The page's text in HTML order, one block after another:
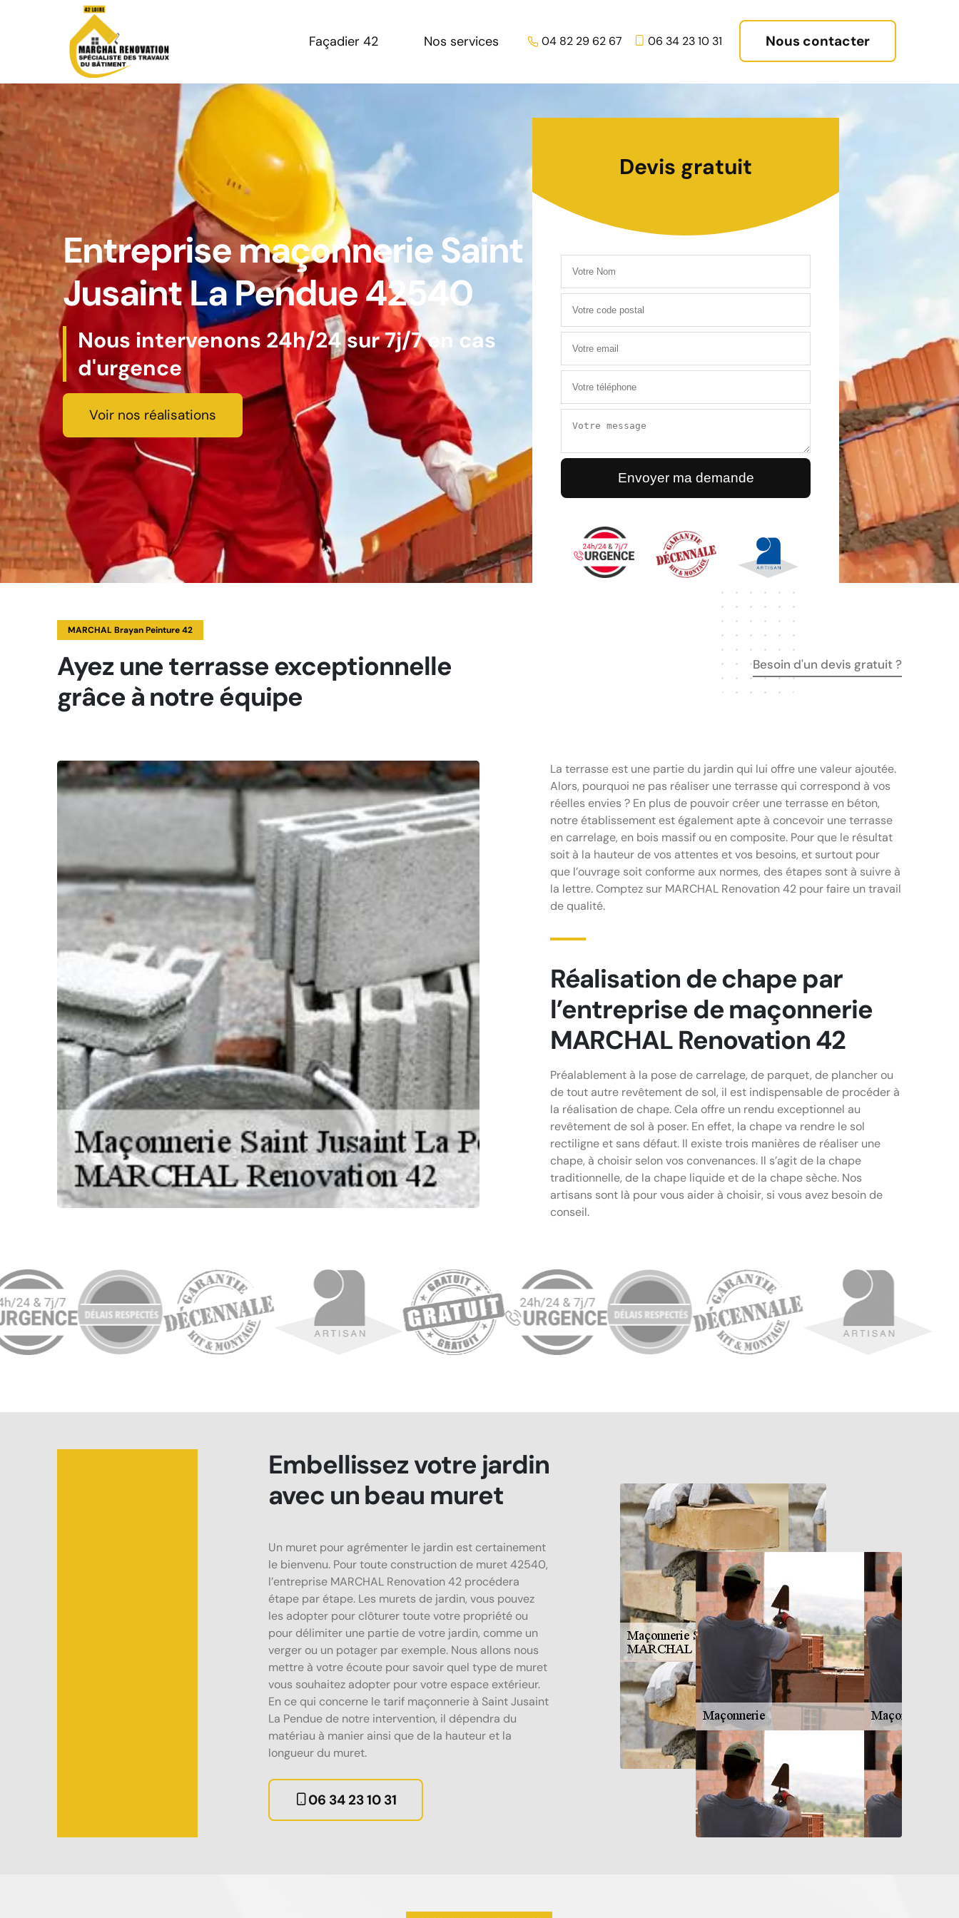
Façadier 42 Nos services 04 82 29 62 67 06 34 23 10 31 Nous contacter
Entreprise maçonnerie Saint
Jusaint La Pendue 42540
Nous intervenons 24h/24 sur 7j/7 en cas
d'urgence
Voir nos réalisations
Devis gratuit
MARCHAL Brayan Peinture 42
Ayez une terrasse exceptionnelle
grâce à notre équipe
Besoin d'un devis gratuit ?
La terrasse est une partie du jardin qui lui offre une valeur ajoutée.
Alors, pourquoi ne pas réaliser une terrasse qui correspond à vos
réelles envies ? En plus de pouvoir créer une terrasse en béton,
notre établissement est également apte à concevoir une terrasse
en carrelage, en bois massif ou en composite. Pour que le résultat
soit à la hauteur de vos attentes et vos besoins, et surtout pour
que l’ouvrage soit conforme aux normes, des étapes sont à suivre à
la lettre. Comptez sur MARCHAL Renovation 42 pour faire un travail
de qualité.
Réalisation de chape par
l’entreprise de maçonnerie
MARCHAL Renovation 42
Préalablement à la pose de carrelage, de parquet, de plancher ou
de tout autre revêtement de sol, il est indispensable de procéder à
la réalisation de chape. Cela offre un rendu exceptionnel au
revêtement de sol à poser. En effet, la chape va rendre le sol
rectiligne et sans défaut. Il existe trois manières de réaliser une
chape, à choisir selon vos convenances. Il s’agit de la chape
traditionnelle, de la chape liquide et de la chape sèche. Nos
artisans sont là pour vous aider à choisir, si vous avez besoin de
conseil.
Embellissez votre jardin
avec un beau muret
Un muret pour agrémenter le jardin est certainement
le bienvenu. Pour toute construction de muret 42540,
l’entreprise MARCHAL Renovation 42 procédera
étape par étape. Les murets de jardin, vous pouvez
les adopter pour clôturer toute votre propriété ou
pour délimiter une partie de votre jardin, comme un
verger ou un potager par exemple. Nous allons nous
mettre à votre écoute pour savoir quel type de muret
vous souhaitez adopter pour votre espace extérieur.
En ce qui concerne le tarif maçonnerie à Saint Jusaint
La Pendue de notre intervention, il dépendra du
matériau à manier ainsi que de la hauteur et la
longueur du muret.
06 34 23 10 31